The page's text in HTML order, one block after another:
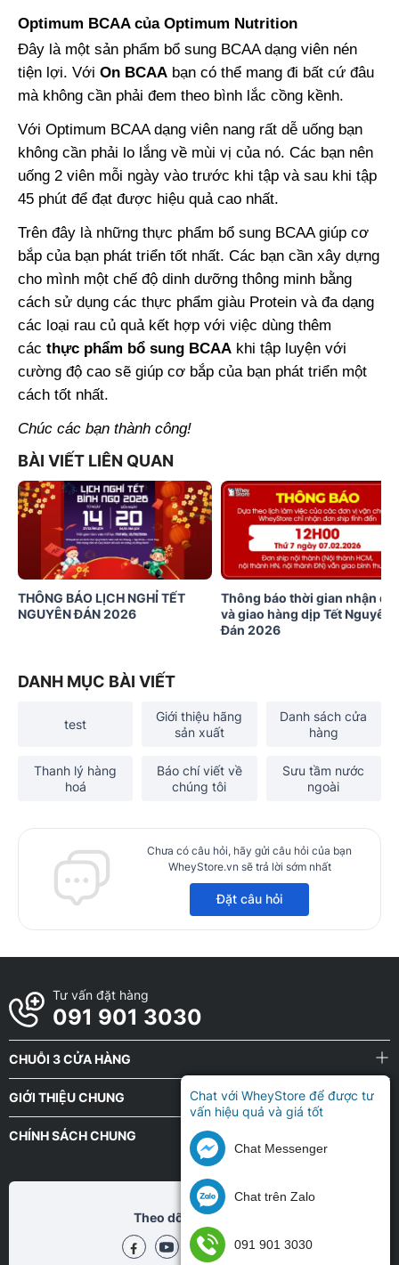
Optimum BCAA của Optimum Nutrition
Đây là một sản phẩm bổ sung BCAA dạng viên nén
tiện lợi. Với On BCAA bạn có thể mang đi bất cứ đâu
mà không cần phải đem theo bình lắc cồng kềnh.
Với Optimum BCAA dạng viên nang rất dễ uống bạn
không cần phải lo lắng về mùi vị của nó. Các bạn nên
uống 2 viên mỗi ngày vào trước khi tập và sau khi tập
45 phút để đạt được hiệu quả cao nhất.
Trên đây là những thực phẩm bổ sung BCAA giúp cơ
bắp của bạn phát triển tốt nhất. Các bạn cần xây dựng
cho mình một chế độ dinh dưỡng thông minh bằng
cách sử dụng các thực phẩm giàu Protein và đa dạng
các loại rau củ quả kết hợp với việc dùng thêm
các thực phẩm bổ sung BCAA khi tập luyện với
cường độ cao sẽ giúp cơ bắp của bạn phát triển một
cách tốt nhất.
Chúc các bạn thành công!
BÀI VIẾT LIÊN QUAN
THÔNG BÁO LỊCH NGHỈ TẾT
NGUYÊN ĐÁN 2026
Thông báo thời gian nhận
và giao hàng dịp Tết Nguyên
Đán 2026
DANH MỤC BÀI VIẾT
test
Giới thiệu hãng
sản xuất
Danh sách cửa
hàng
Thanh lý hàng
hoá
Báo chí viết về
chúng tôi
Sưu tầm nước
ngoài
Chưa có câu hỏi, hãy gửi câu hỏi của bạn
WheyStore.vn sẽ trả lời sớm nhất
Đặt câu hỏi
Tư vấn đặt hàng
091 901 3030
CHUỖI 3 CỬA HÀNG
GIỚI THIỆU CHUNG
CHÍNH SÁCH CHUNG
Theo dõi chũng tôi tại
Chat với WheyStore để được tư
vấn hiệu quả và giá tốt
Chat Messenger
Chat trên Zalo
091 901 3030